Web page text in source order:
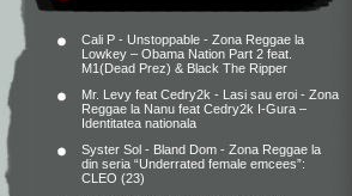
Cali P - Unstoppable - Zona Reggae la
Lowkey – Obama Nation Part 2 feat.
M1(Dead Prez) & Black The Ripper
Mr. Levy feat Cedry2k - Lasi sau eroi - Zona
Reggae la Nanu feat Cedry2k I-Gura –
Identitatea nationala
Syster Sol - Bland Dom - Zona Reggae la
din seria “Underrated female emcees”:
CLEO (23)